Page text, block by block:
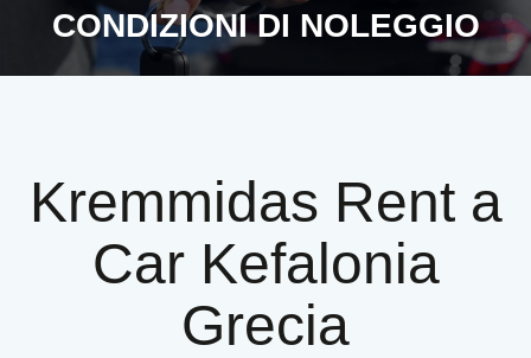
CONDIZIONI DI NOLEGGIO
Kremmidas Rent a
Car Kefalonia
Grecia